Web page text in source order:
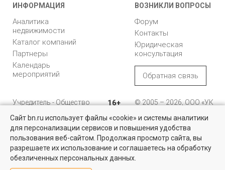
Квартиры на вторичном рынке
Более 10 тысяч квартир в Санкт-Петербурге и области от
собственников и агентств недвижимости
ИНФОРМАЦИЯ
Аналитика
недвижимости
Каталог компаний
Партнеры
Календарь
мероприятий
ВОЗНИКЛИ ВОПРОСЫ
Форум
Контакты
Юридическая
консультация
Обратная связь
Учредитель - Общество
ответственностью
"Управляющая
компания "Бюллетень
недвижимости"
16+
© 2005 – 2026, ООО «УК
196105, Санкт-
Петербург, пр. Юрия
Гагарина, 1
8 (812) 331-93-56
Сайт bn.ru использует файлы «cookie» и системы аналитики
для персонализации сервисов и повышения удобства
пользования веб-сайтом. Продолжая просмотр сайта, вы
разрешаете их использование и соглашаетесь на обработку
обезличенных персональных данных.